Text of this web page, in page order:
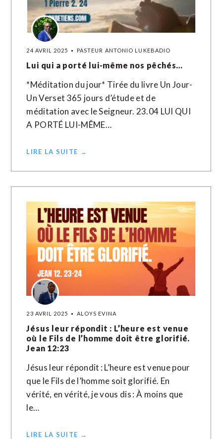
24 AVRIL 2025 PASTEUR ANTONIO LUKEBADIO
Lui qui a porté lui-même nos pêchés…
*Méditation du jour* Tirée du livre Un Jour-
Un Verset 365 jours d’étude et de
méditation avec le Seigneur. 23.04 LUI QUI
A PORTÉ LUI-MÊME…
LIRE LA SUITE →
23 AVRIL 2025 ALOYS EVINA
Jésus leur répondit : L’heure est venue
où le Fils de l’homme doit être glorifié.
Jean 12:23
Jésus leur répondit : L’heure est venue pour
que le Fils de l’homme soit glorifié. En
vérité, en vérité, je vous dis : À moins que
le…
LIRE LA SUITE →